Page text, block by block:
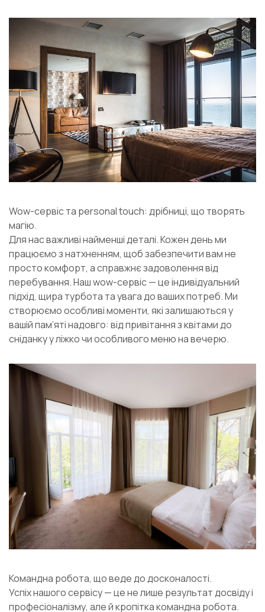
Wow-сервіс та personal touch: дрібниці, що творять
магію.
Для нас важливі найменші деталі. Кожен день ми
працюємо з натхненням, щоб забезпечити вам не
просто комфорт, а справжнє задоволення від
перебування. Наш wow-сервіс — це індивідуальний
підхід, щира турбота та увага до ваших потреб. Ми
створюємо особливі моменти, які залишаються у
вашій пам’яті надовго: від привітання з квітами до
сніданку у ліжко чи особливого меню на вечерю.
Командна робота, що веде до досконалості.
Успіх нашого сервісу — це не лише результат досвіду і
професіоналізму, але й кропітка командна робота.